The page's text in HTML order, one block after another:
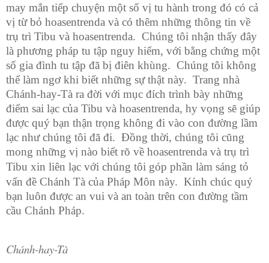
may mắn tiếp chuyện một số vị tu hành trong đó có cả
vị từ bỏ hoasentrenda và có thêm những thông tin về
trụ trì Tibu và hoasentrenda. Chúng tôi nhận thấy đây
là phương pháp tu tập nguy hiểm, với bằng chứng một
số gia đình tu tập đã bị điên khùng. Chúng tôi không
thể làm ngơ khi biết những sự thật này. Trang nhà
Chánh-hay-Tà ra đời với mục đích trình bày những
điểm sai lạc của Tibu và hoasentrenda, hy vọng sẽ giúp
được quý bạn thận trọng không đi vào con đường lầm
lạc như chúng tôi đã đi. Đồng thời, chúng tôi cũng
mong những vị nào biết rõ về hoasentrenda và trụ trì
Tibu xin liên lạc với chúng tôi góp phần làm sáng tỏ
vấn đề Chánh Tà của Pháp Môn này. Kính chúc quý
bạn luôn được an vui và an toàn trên con đường tầm
cầu Chánh Pháp.
Chánh-hay-Tà